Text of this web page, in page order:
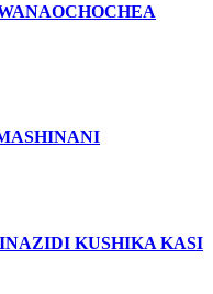
KUSHIKA KASI